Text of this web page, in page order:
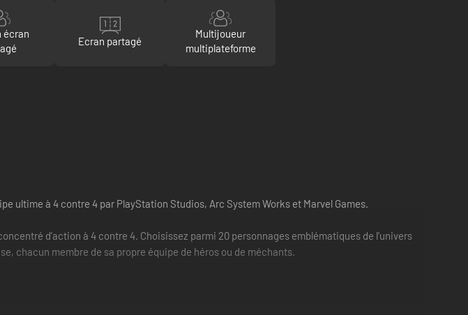
écran
Ecran partagé
Multijoueur
multiplateforme
ultime à 4 contre 4 par PlayStation Studios, Arc System Works et Marvel Games.
d'action à 4 contre 4. Choisissez parmi 20 personnages emblématiques de l'univers
chacun membre de sa propre équipe de héros ou de méchants.